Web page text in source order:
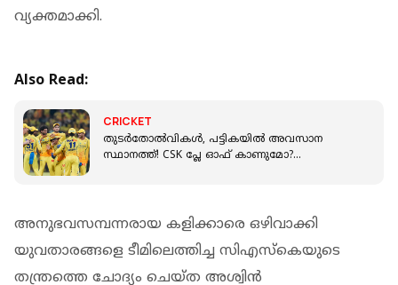
വ്യക്തമാക്കി.
Also Read:
CRICKET
തുടർതോല്‍വികൾ, പട്ടികയില്‍ അവസാന
സ്ഥാനത്ത്! CSK പ്ലേ ഓഫ് കാണുമോ?
അനുഭവസമ്പന്നരായ കളിക്കാരെ ഒഴിവാക്കി
യുവതാരങ്ങളെ ടീമിലെത്തിച്ച സിഎസ്കെയുടെ
തന്ത്രത്തെ ചോദ്യം ചെയ്ത അശ്വിൻ